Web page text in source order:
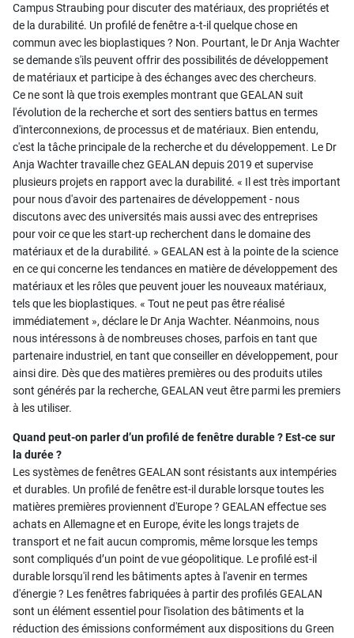
Campus Straubing pour discuter des matériaux, des propriétés et
de la durabilité. Un profilé de fenêtre a-t-il quelque chose en
commun avec les bioplastiques ? Non. Pourtant, le Dr Anja Wachter
se demande s'ils peuvent offrir des possibilités de développement
de matériaux et participe à des échanges avec des chercheurs.
Ce ne sont là que trois exemples montrant que GEALAN suit
l'évolution de la recherche et sort des sentiers battus en termes
d'interconnexions, de processus et de matériaux. Bien entendu,
c'est la tâche principale de la recherche et du développement. Le Dr
Anja Wachter travaille chez GEALAN depuis 2019 et supervise
plusieurs projets en rapport avec la durabilité. « Il est très important
pour nous d'avoir des partenaires de développement - nous
discutons avec des universités mais aussi avec des entreprises
pour voir ce que les start-up recherchent dans le domaine des
matériaux et de la durabilité. » GEALAN est à la pointe de la science
en ce qui concerne les tendances en matière de développement des
matériaux et les rôles que peuvent jouer les nouveaux matériaux,
tels que les bioplastiques. « Tout ne peut pas être réalisé
immédiatement », déclare le Dr Anja Wachter. Néanmoins, nous
nous intéressons à de nombreuses choses, parfois en tant que
partenaire industriel, en tant que conseiller en développement, pour
ainsi dire. Dès que des matières premières ou des produits utiles
sont générés par la recherche, GEALAN veut être parmi les premiers
à les utiliser.
Quand peut-on parler d’un profilé de fenêtre durable ? Est-ce sur
la durée ?
Les systèmes de fenêtres GEALAN sont résistants aux intempéries
et durables. Un profilé de fenêtre est-il durable lorsque toutes les
matières premières proviennent d'Europe ? GEALAN effectue ses
achats en Allemagne et en Europe, évite les longs trajets de
transport et ne fait aucun compromis, même lorsque les temps
sont compliqués d’un point de vue géopolitique. Le profilé est-il
durable lorsqu'il rend les bâtiments aptes à l'avenir en termes
d'énergie ? Les fenêtres fabriquées à partir des profilés GEALAN
sont un élément essentiel pour l'isolation des bâtiments et la
réduction des émissions conformément aux dispositions du Green